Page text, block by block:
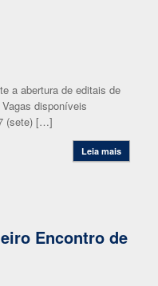
a abertura de editais de
disponíveis
(sete) […]
Leia mais
Encontro de